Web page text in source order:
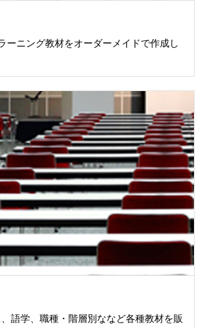
ーニング教材をオーダーメイドで作成し
語学、職種・階層別ななど各種教材を販